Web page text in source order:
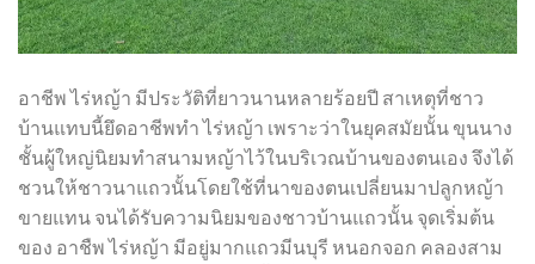
อาชีพ ไร่หญ้า มีประวัติที่ยาวนานหลายร้อยปี สาเหตุที่ชาว
บ้านแทบนี้ยึดอาชีพทำ ไร่หญ้า เพราะว่าในยุคสมัยนั้น ขุนนาง
ชั้นผู้ใหญ่นิยมทำสนามหญ้าไว้ในบริเวณบ้านของตนเอง จึงได้
ชวนให้ชาวนาแถวนั้นโดยใช้ที่นาของตนเปลี่ยนมาปลูกหญ้า
ขายแทน จนได้รับความนิยมของชาวบ้านแถวนั้น จุดเริ่มต้น
ของ อาชืพ ไร่หญ้า มีอยู่มากแถวมีนบุรี หนอกจอก คลองสาม